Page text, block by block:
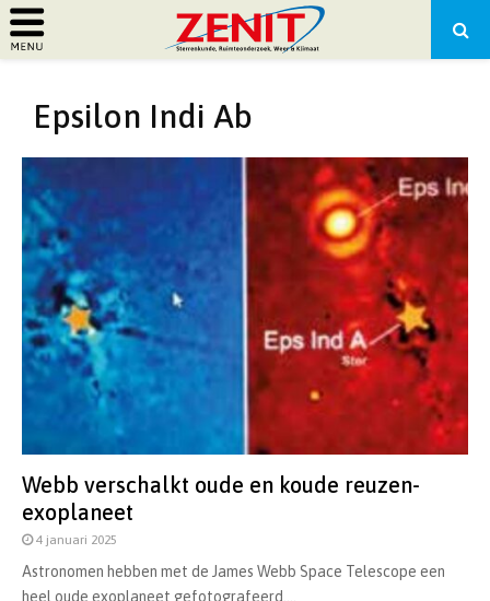
PRIMARY
MENU
Epsilon Indi Ab
Webb verschalkt oude en koude reuzen-
exoplaneet
4 januari 2025
Astronomen hebben met de James Webb Space Telescope een
heel oude exoplaneet gefotografeerd....